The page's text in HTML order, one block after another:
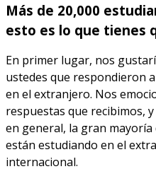
Más de 20,000
esto es lo que tienes
En primer lugar, nos
ustedes que respondieron
en el extranjero. Nos
respuestas que recibimos,
en general, la gran
están estudiando en el
internacional.